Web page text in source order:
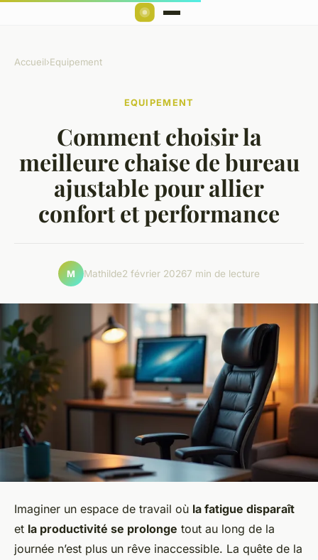
Accueil›Equipement
EQUIPEMENT
Comment choisir la
meilleure chaise de bureau
ajustable pour allier
confort et performance
M Mathilde2 février 20267 min de lecture
Imaginer un espace de travail où la fatigue disparaît
et la productivité se prolonge tout au long de la
journée n’est plus un rêve inaccessible. La quête de la